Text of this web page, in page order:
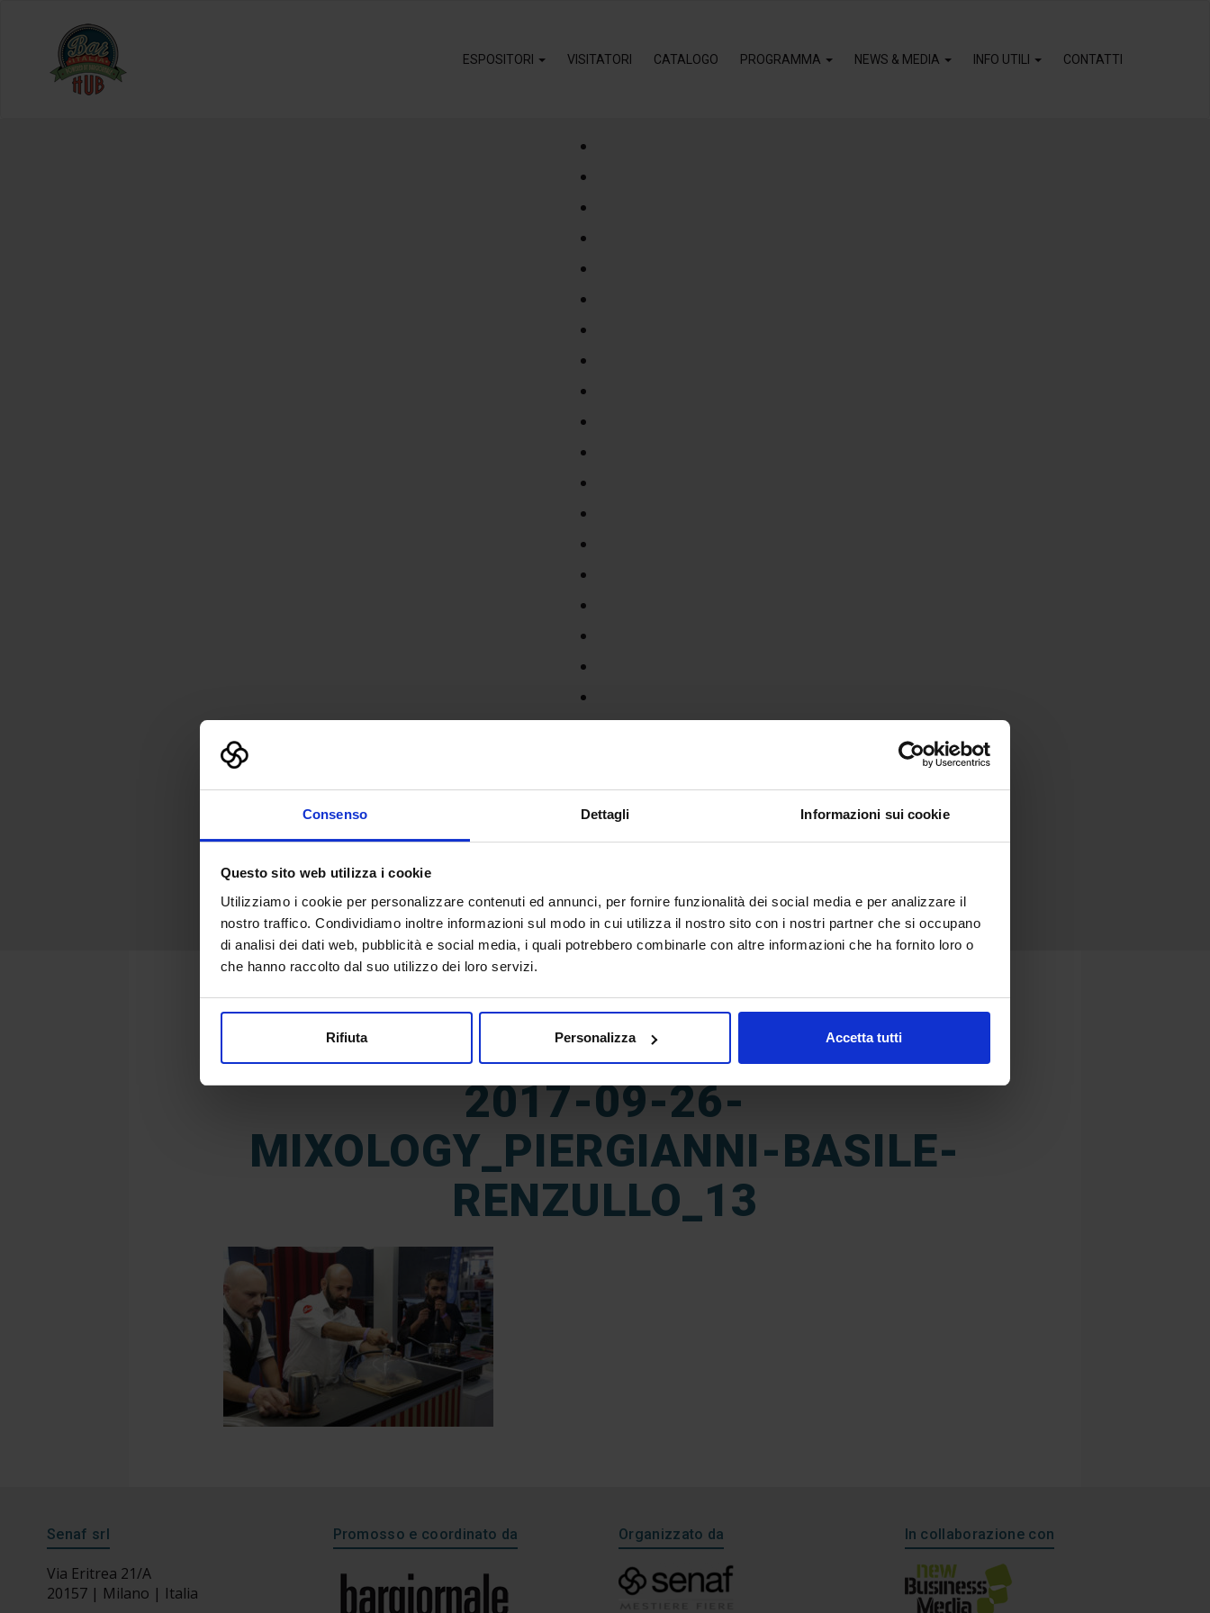
Consenso Dettagli Informazioni sui cookie
Questo sito web utilizza i cookie
Utilizziamo i cookie per personalizzare contenuti ed annunci, per fornire funzionalità dei social media e per analizzare il
nostro traffico. Condividiamo inoltre informazioni sul modo in cui utilizza il nostro sito con i nostri partner che si occupano
di analisi dei dati web, pubblicità e social media, i quali potrebbero combinarle con altre informazioni che ha fornito loro o
che hanno raccolto dal suo utilizzo dei loro servizi.
Rifiuta Personalizza Accetta tutti
ESPOSITORI VISITATORI CATALOGO PROGRAMMA NEWS & MEDIA INFO UTILI CONTATTI
18
Apr
2017-09-26-
MIXOLOGY_PIERGIANNI-BASILE-
RENZULLO_13
Senaf srl
Via Eritrea 21/A
20157 | Milano | Italia
Promosso e coordinato da Organizzato da In collaborazione con